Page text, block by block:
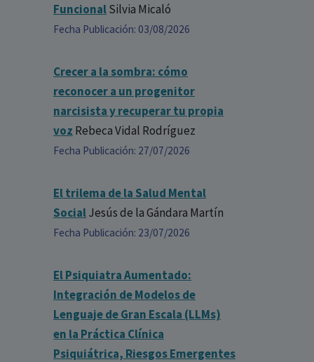
FuncionalSilvia Micaló
Fecha Publicación: 03/08/2026
Crecer a la sombra: cómo
reconocer a un progenitor
narcisista y recuperar tu propia
voz Rebeca Vidal Rodríguez
Fecha Publicación: 27/07/2026
El trilema de la Salud Mental
SocialJesús de la Gándara Martín
Fecha Publicación: 23/07/2026
El Psiquiatra Aumentado:
Integración de Modelos de
Lenguaje de Gran Escala (LLMs)
en la Práctica Clínica
Psiquiátrica, Riesgos Emergentes